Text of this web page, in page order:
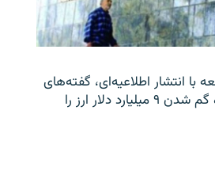
با انتشار اطلاعیه‌ای، گفته‌های
یک نماینده مجلس درباره گم شدن ۹ میلیارد دلار ارز را